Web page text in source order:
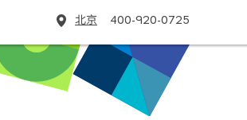
北京 400-920-0725